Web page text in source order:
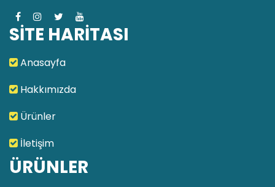
SİTE HARİTASI
Anasayfa
Hakkımızda
Ürünler
İletişim
ÜRÜNLER